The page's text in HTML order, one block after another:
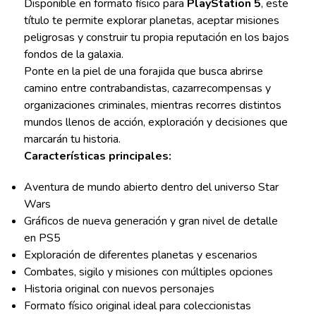
Disponible en formato físico para PlayStation 5, este
título te permite explorar planetas, aceptar misiones
peligrosas y construir tu propia reputación en los bajos
fondos de la galaxia.
Ponte en la piel de una forajida que busca abrirse
camino entre contrabandistas, cazarrecompensas y
organizaciones criminales, mientras recorres distintos
mundos llenos de acción, exploración y decisiones que
marcarán tu historia.
Características principales:
Aventura de mundo abierto dentro del universo Star
Wars
Gráficos de nueva generación y gran nivel de detalle
en PS5
Exploración de diferentes planetas y escenarios
Combates, sigilo y misiones con múltiples opciones
Historia original con nuevos personajes
Formato físico original ideal para coleccionistas